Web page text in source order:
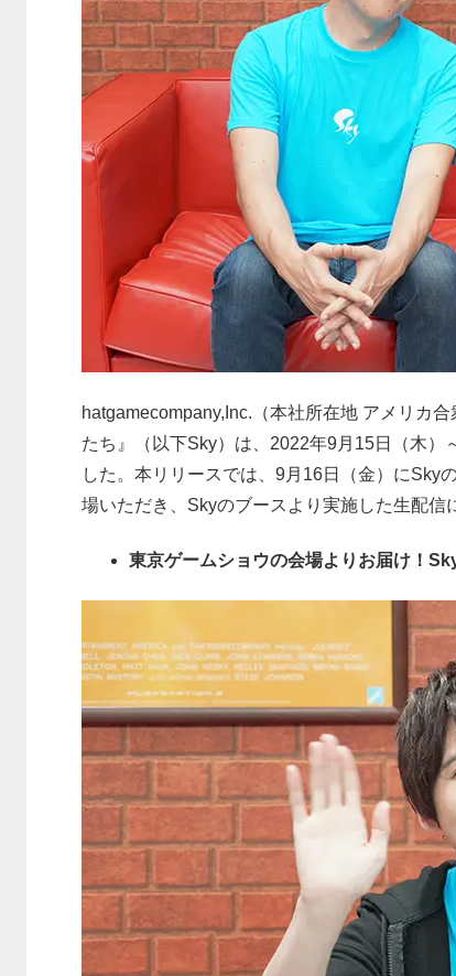
hatgamecompany,Inc.（本社所在地 アメリカ
たち』（以下Sky）は、2022年9月15日（木）
した。本リリースでは、9月16日（金）にSky
場いただき、Skyのブースより実施した生配信
東京ゲームショウの会場よりお届け！